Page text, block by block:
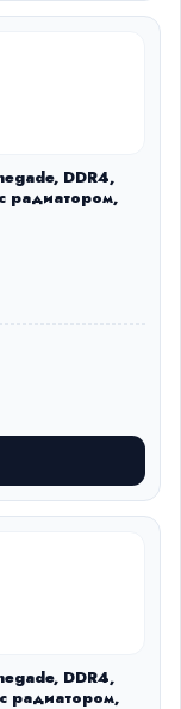
DDR4,
радиатором,
DDR4,
радиатором,